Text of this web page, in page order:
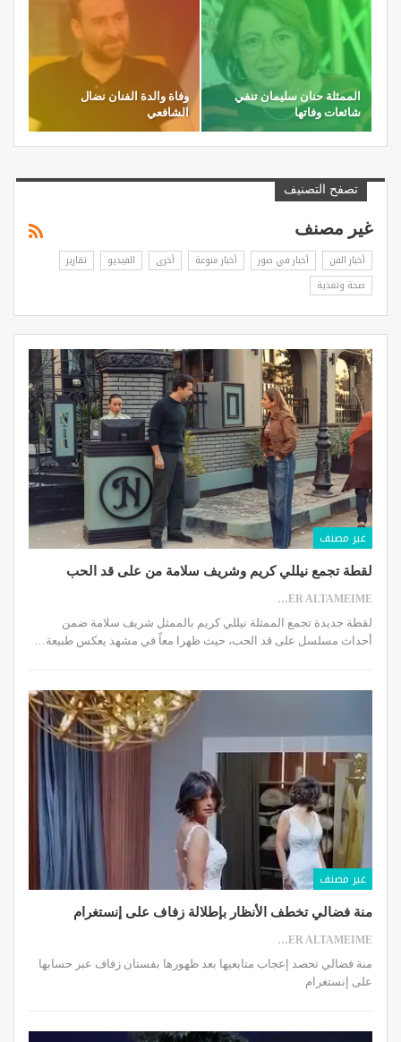
الممثلة حنان سليمان تنفي
شائعات وفاتها
وفاة والدة الفنان نضال
الشافعي
تصفح التصنيف
غير مصنف
أخبار الفن أخبار في صور أخبار منوعة أخرى الفيديو
تقارير
صحة وتغذية
غير مصنف
لقطة تجمع نيللي كريم وشريف سلامة من على قد الحب
SAMER ALTAMEIME
لقطة جديدة تجمع الممثلة نيللي كريم بالممثل شريف سلامة ضمن
أحداث مسلسل على قد الحب، حيث ظهرا معاً في مشهد يعكس طبيعة…
غير مصنف
منة فضالي تخطف الأنظار بإطلالة زفاف على إنستغرام
SAMER ALTAMEIME
منة فضالي تحصد إعجاب متابعيها بعد ظهورها بفستان زفاف عبر حسابها
على إنستغرام